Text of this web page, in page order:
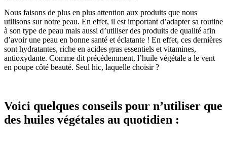
Nous faisons de plus en plus attention aux produits que nous
utilisons sur notre peau. En effet, il est important d’adapter sa routine
à son type de peau mais aussi d’utiliser des produits de qualité afin
d’avoir une peau en bonne santé et éclatante ! En effet, ces dernières
sont hydratantes, riche en acides gras essentiels et vitamines,
antioxydante. Comme dit précédemment, l’huile végétale a le vent
en poupe côté beauté. Seul hic, laquelle choisir ?
Voici quelques conseils pour n’utiliser que
des huiles végétales au quotidien :